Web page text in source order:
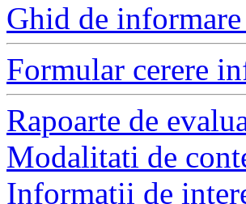
Ghid de
Formular cerere
Rapoarte de
Modalitati de
Informatii de